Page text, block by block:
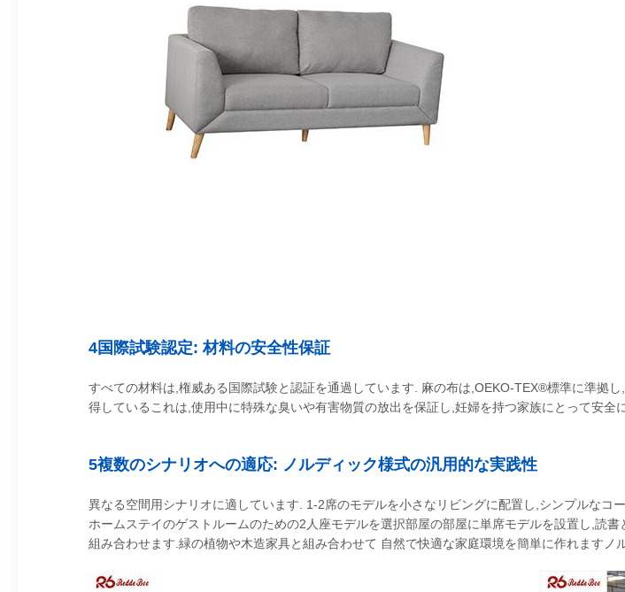
4国際試験認定: 材料の安全性保証
すべての材料は,権威ある国際試験と認証を通過しています. 麻の布は,OEKO-TEX®標準に準拠
得しているこれは,使用中に特殊な臭いや有害物質の放出を保証し,妊婦を持つ家族にとって安
5複数のシナリオへの適応: ノルディック様式の汎用的な実践性
異なる空間用シナリオに適しています. 1-2席のモデルを小さなリビングに配置し,シンプルな
ホームステイのゲストルームのための2人座モデルを選択部屋の部屋に単席モデルを設置し,読
組み合わせます.緑の植物や木造家具と組み合わせて 自然で快適な家庭環境を簡単に作れます